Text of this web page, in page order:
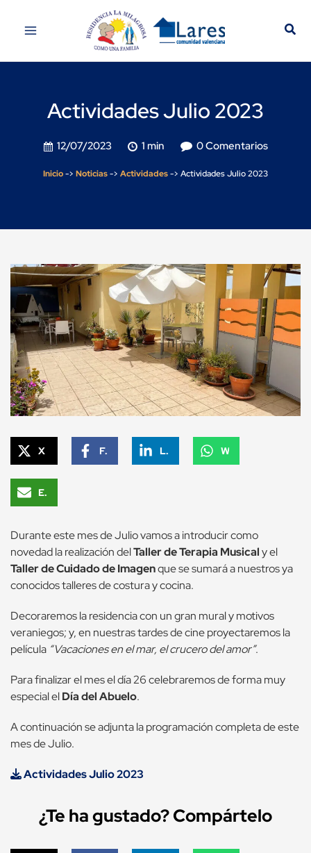
Actividades Julio 2023
12/07/2023 1 min 0 Comentarios
Inicio-> Noticias-> Actividades-> Actividades Julio 2023
X Facebook LinkedIn
Email
Durante este mes de Julio vamos a introducir como
novedad la realización delTaller de Terapia Musicaly el
Taller de Cuidado de Imagenque se sumará a nuestros ya
conocidos talleres de costura y cocina.
Decoraremos la residencia con un gran mural y motivos
veraniegos; y, en nuestras tardes de cine proyectaremos la
película “Vacaciones en el mar, el crucero del amor”.
Para finalizar el mes el día 26 celebraremos de forma muy
especial elDía del Abuelo.
A continuación se adjunta la programación completa de este
mes de Julio.
Actividades Julio 2023
¿Te ha gustado? Compártelo